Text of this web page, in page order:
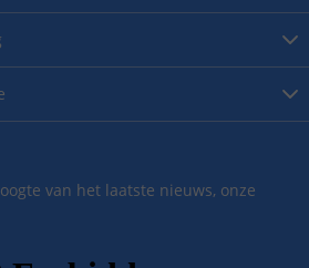
van het laatste nieuws, onze